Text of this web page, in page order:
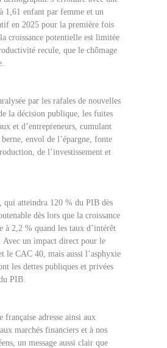
1,61 enfant par femme et un
en 2025 pour la première fois
croissance potentielle est limitée
recule, que le chômage
par les rafales de nouvelles
la décision publique, les fuites
et d’entrepreneurs, cumulant
envol de l’épargne, fonte
de l’investissement et
qui atteindra 120 % du PIB dès
dès lors que la croissance
à 2,2 % quand les taux d’intérêt
Avec un impact direct pour le
le CAC 40, mais aussi l’asphyxie
les dettes publiques et privées
PIB.
française adresse ainsi aux
marchés financiers et à nos
un message aussi clair que